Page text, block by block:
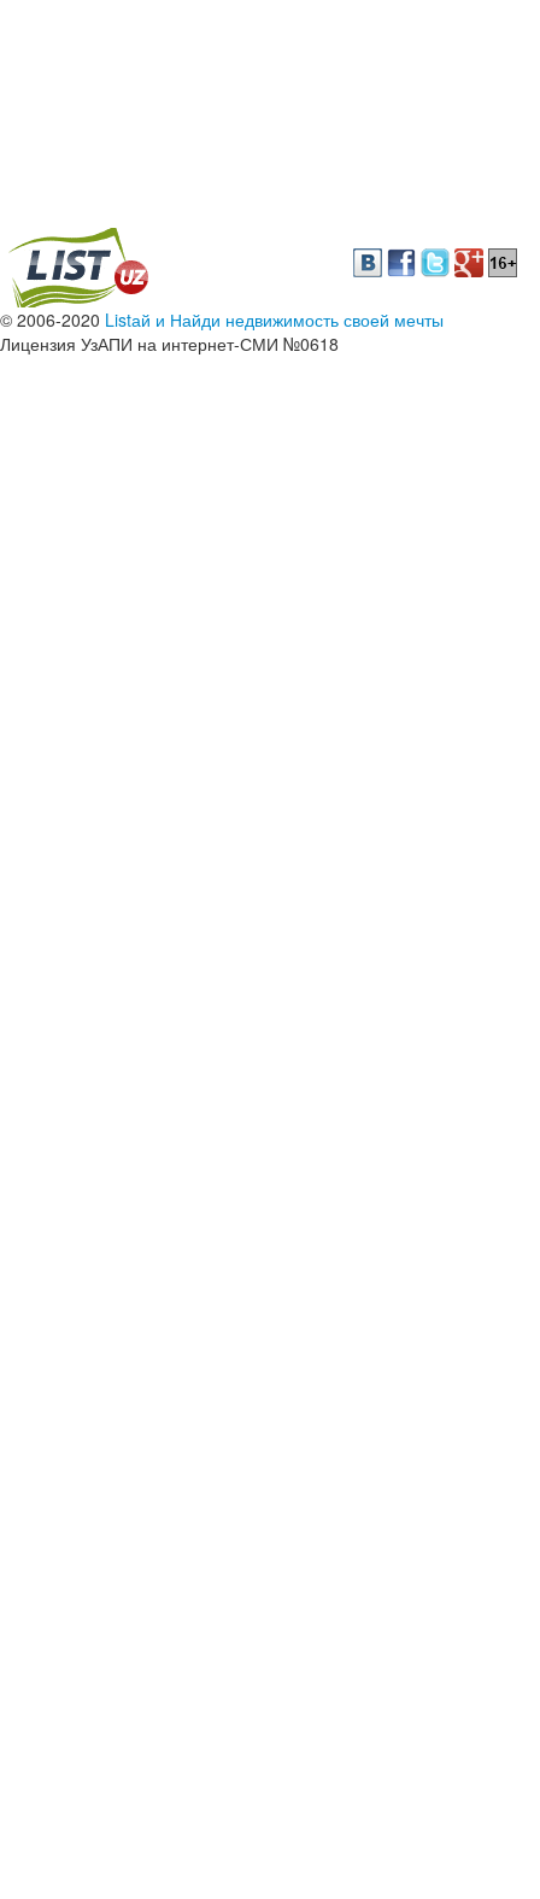
© 2006-2020 Listай и Найди недвижимость своей мечты
Лицензия УзАПИ на интернет-СМИ №0618